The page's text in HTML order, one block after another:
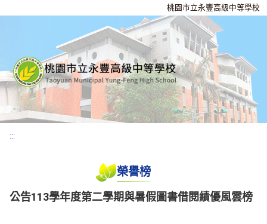
桃園市立永豐高級中等學校
:::
榮譽榜
公告113學年度第二學期與暑假圖書借閱績優風雲榜